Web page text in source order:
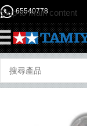
Skip to main content
65540778